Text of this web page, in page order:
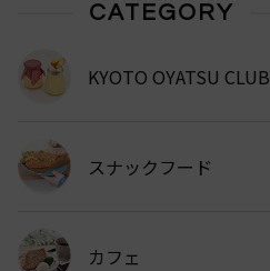
CATEGORY
KYOTO OYATSU CLUB
スナックフード
カフェ